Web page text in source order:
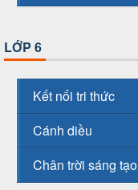
LỚP 6
Kết nối tri thức
Cánh diều
Chân trời sáng tạo